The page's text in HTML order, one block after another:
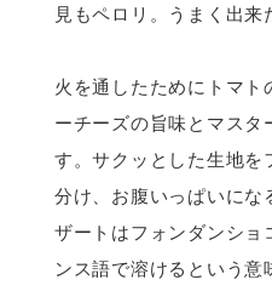
見もペロリ。うまく出来
火を通したためにトマ
ーチーズの旨味とマスタ
す。サクッとした生地を
分け、お腹いっぱいに
ザートはフォンダンショ
ンス語で溶けるという